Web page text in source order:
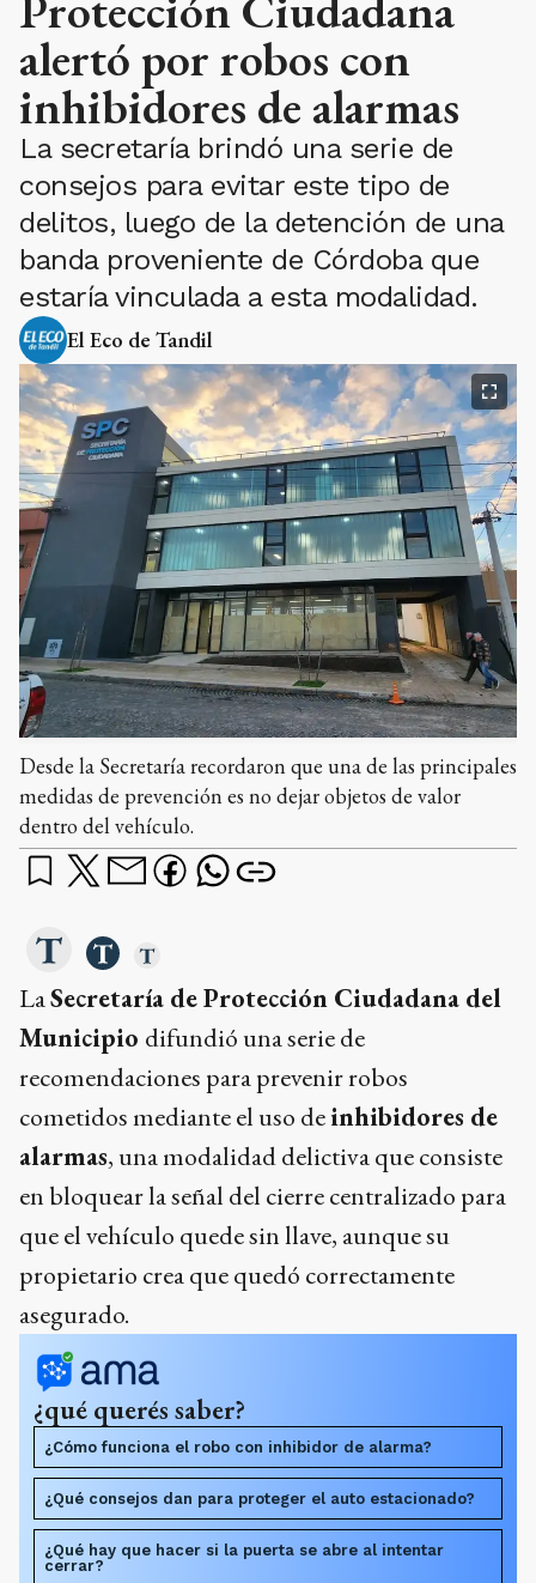
alertó por robos con
inhibidores de alarmas
La secretaría brindó una serie de
consejos para evitar este tipo de
delitos, luego de la detención de una
banda proveniente de Córdoba que
estaría vinculada a esta modalidad.
El Eco de Tandil
Desde la Secretaría recordaron que una de las principales
medidas de prevención es no dejar objetos de valor
dentro del vehículo.
LaSecretaría de Protección Ciudadana del
Municipio difundió una serie de
recomendaciones para prevenir robos
cometidos mediante el uso deinhibidores de
alarmas, una modalidad delictiva que consiste
en bloquear la señal del cierre centralizado para
que el vehículo quede sin llave, aunque su
propietario crea que quedó correctamente
asegurado.
¿qué querés saber?
¿Cómo funciona el robo con inhibidor de alarma?
¿Qué consejos dan para proteger el auto estacionado?
¿Qué hay que hacer si la puerta se abre al intentar
cerrar?